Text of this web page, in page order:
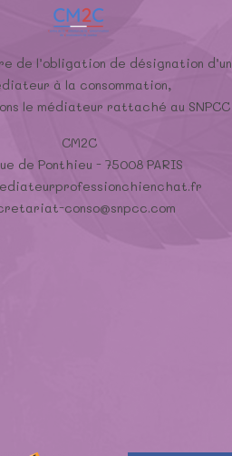
de l’obligation de désignation d’un
à la consommation,
le médiateur rattaché au SNPCC
CM2C
de Ponthieu - 75008 PARIS
conso@snpcc.com